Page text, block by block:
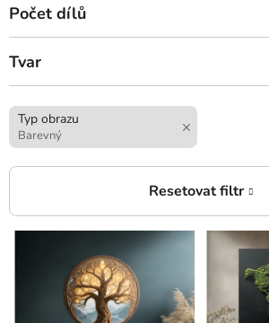
Počet dílů
Tvar
Typ obrazu
Barevný
V